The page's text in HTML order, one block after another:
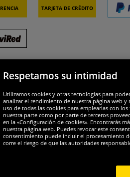
Tarjeta de crédito
Respetamos su intimidad
Utilizamos cookies y otras tecnologías para
analizar el rendimiento de nuestra página web y
uso de todas las cookies para emplearlas con
nuestra parte como por parte de terceros
en la «Configuración de cookies». Encontrarás
nuestra página web. Puedes revocar este
consentimiento puede incluir el procesamiento
corre el riesgo de que las autoridades